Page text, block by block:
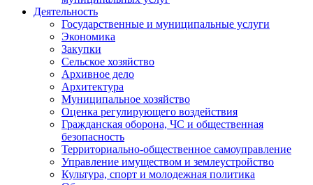
Деятельность
Государственные и муниципальные услуги
Экономика
Закупки
Сельское хозяйство
Архивное дело
Архитектура
Муниципальное хозяйство
Оценка регулирующего воздействия
Гражданская оборона, ЧС и общественная
безопасность
Территориально-общественное самоуправление
Управление имуществом и землеустройство
Культура, спорт и молодежная политика